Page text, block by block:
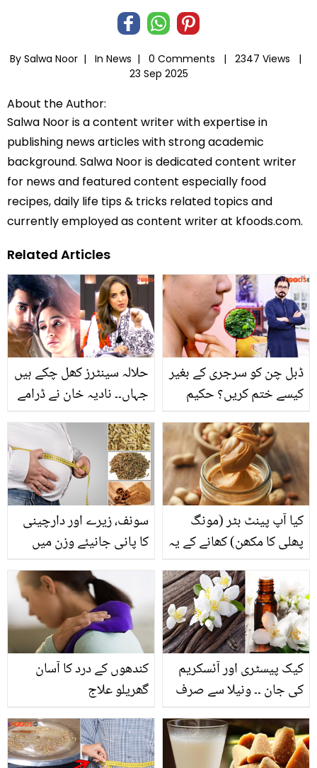
By Salwa Noor | In News | 0 Comments |
2347 Views |
23 Sep 2025
About the Author:
Salwa Noor is a content writer with expertise in
publishing news articles with strong academic
background. Salwa Noor is dedicated content writer
for news and featured content especially food
recipes, daily life tips & tricks related topics and
currently employed as content writer at kfoods.com.
Related Articles
حلالہ سینٹرز کھل چکے ہیں
جہاں۔۔ نادیہ خان نے ڈرامے
سینٹر کا اشتہار پڑھ کر
سنادیا! دیڈیو دیکھ کر
صارفین بھی افسردہ ہوگئے
ڈبل چن کو سرجری کے بغیر
کیسے ختم کریں؟ حکیم
میجیکل پیسٹ جو ڈبل چن
کا مسئلہ حل کردے مفت
میں
سونف، زیرے اور دارچینی
کا پانی جانیئے وزن میں
کا استعمال مفید ہے
کیا آپ پینٹ بٹر (مونگ
پھلی کا مکھن) کھانے کے یہ
ہیں؟
کندھوں کے درد کا آسان
گھریلو علاج
کیک پیسٹری اور آئسکریم
کی جان ۔۔ ونیلا سے صرف
بھی 9 زبردست فوائد